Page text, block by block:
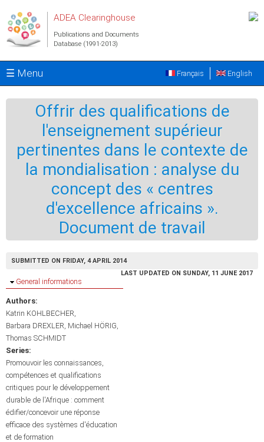
ADEA Clearinghouse
Publications and Documents
Database (1991-2013)
☰ Menu English
Français
Offrir des qualifications de
l'enseignement supérieur
pertinentes dans le contexte de
la mondialisation : analyse du
concept des « centres
d'excellence africains ».
Document de travail
SUBMITTED ON FRIDAY, 4 APRIL 2014
LAST UPDATED ON SUNDAY, 11 JUNE 2017
Hide
General informations
Authors:
Katrin KOHLBECHER
Barbara DREXLER Michael HÖRIG
Thomas SCHMIDT
Series:
Promouvoir les connaissances,
compétences et qualifications
critiques pour le développement
durable de l'Afrique : comment
édifier/concevoir une réponse
efficace des systèmes d'éducation
et de formation